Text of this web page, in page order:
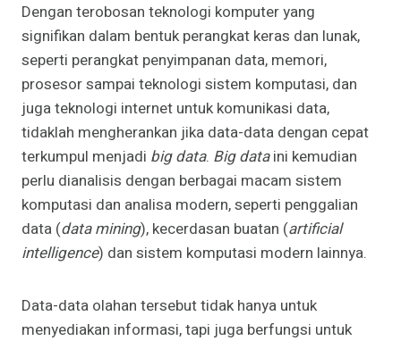
Dengan terobosan teknologi komputer yang
signifikan dalam bentuk perangkat keras dan lunak,
seperti perangkat penyimpanan data, memori,
prosesor sampai teknologi sistem komputasi, dan
juga teknologi internet untuk komunikasi data,
tidaklah mengherankan jika data-data dengan cepat
terkumpul menjadi big data. Big dataini kemudian
perlu dianalisis dengan berbagai macam sistem
komputasi dan analisa modern, seperti penggalian
data (data mining), kecerdasan buatan (artificial
intelligence) dan sistem komputasi modern lainnya.
Data-data olahan tersebut tidak hanya untuk
menyediakan informasi, tapi juga berfungsi untuk